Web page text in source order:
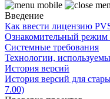
Введение
Как ввести лицензию
Ознакомительный режим
Системные требования
Технологии,
История версий
История версий для
7.00)